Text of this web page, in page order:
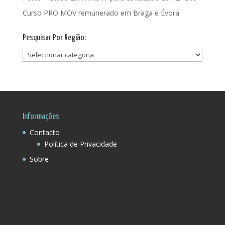
Curso PRO MOV remunerado em Braga e Évora
Pesquisar Por Região:
Pesquisar
Por
Informações
Contacto
Política de Privacidade
Sobre